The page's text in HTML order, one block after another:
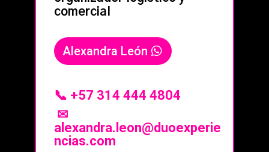
comercial
Alexandra León
📞 +57 314 444 4804
✉
alexandra.leon@duoexperie
ncias.com